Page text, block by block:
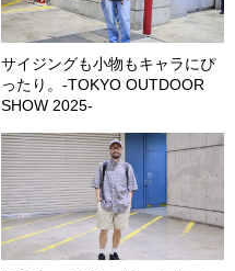
サイジングも小物もキャラにぴ
ったり。-TOKYO OUTDOOR
SHOW 2025-